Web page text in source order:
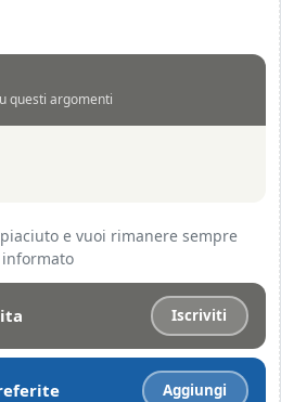
questi argomenti
e vuoi rimanere sempre
informato
Iscriviti
Aggiungi